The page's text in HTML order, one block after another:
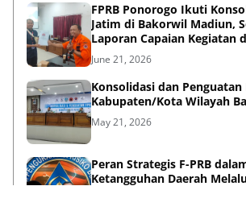
FPRB Ponorogo Ikuti
Jatim di Bakorwil Madiun,
Laporan Capaian Kegiatan
Sinergi Pentahelix
June 21, 2026
Konsolidasi dan Penguatan
Kabupaten/Kota Wilayah
May 21, 2026
Peran Strategis F-PRB
Ketangguhan Daerah